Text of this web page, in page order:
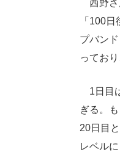
西野さ
「100
プバン
ってお
1日目
ぎる。
20日目
レベル